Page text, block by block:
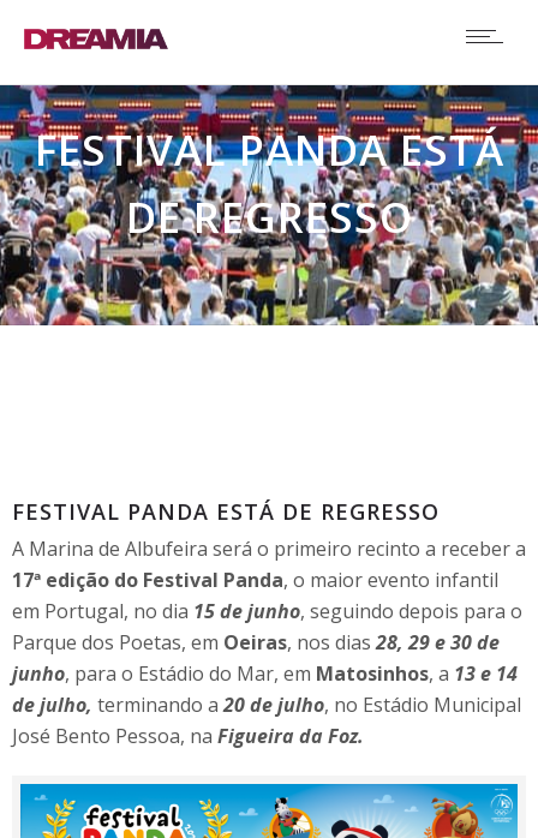
FESTIVAL PANDA ESTÁ
DE REGRESSO
FESTIVAL PANDA ESTÁ DE REGRESSO
A Marina de Albufeira será o primeiro recinto a receber a
17ª edição do Festival Panda, o maior evento infantil
em Portugal, no dia 15 de junho, seguindo depois para o
Parque dos Poetas, em Oeiras, nos dias28, 29 e 30 de
junho, para o Estádio do Mar, em Matosinhos, a 13 e 14
de julho, terminando a20 de julho, no Estádio Municipal
José Bento Pessoa, na Figueira da Foz.